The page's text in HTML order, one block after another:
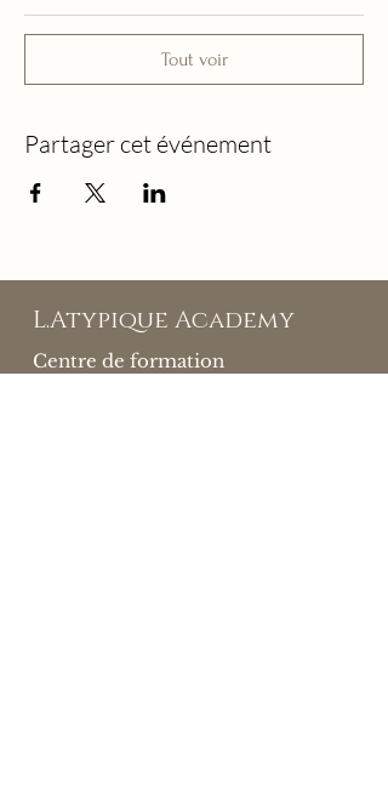
Tout voir
Partager cet événement
L.Atypique Academy
Centre de formation